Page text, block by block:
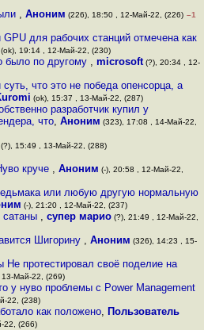
,Аноним (226), 18:50 , 12-Май-22, (226) –1
для рабочих станций отмечена как
(ok), 19:14 , 12-Май-22, (230)
было по другому , microsoft(?), 20:34 , 12-
что это не победа опенсорца, а
(ok), 15:37 , 13-Май-22, (287)
разработчик купил у
что,Аноним (323), 17:08 , 14-Май-22,
15:49 , 13-Май-22, (288)
круче ,Аноним (-), 20:58 , 12-Май-22,
или любую другую нормальную
(-), 21:20 , 12-Май-22, (237)
сатаны , супер марио(?), 21:49 , 12-Май-22,
Шигорину ,Аноним (326), 14:23 , 15-
Не протестировал своё поделие на
13-Май-22, (269)
у нуво проблемы с Power Management
22, (238)
как положено, Пользователь
22, (266)